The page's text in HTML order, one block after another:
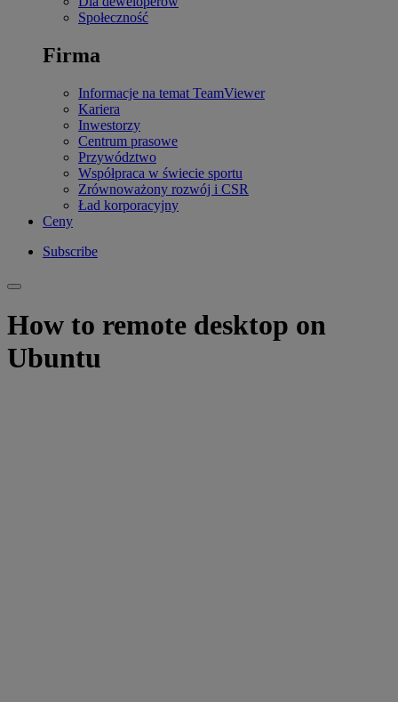
Społeczność
Firma
Informacje na temat TeamViewer
Kariera
Inwestorzy
Centrum prasowe
Przywództwo
Współpraca w świecie sportu
Zrównoważony rozwój i CSR
Ład korporacyjny
Ceny
Subscribe
How to remote desktop on
Ubuntu